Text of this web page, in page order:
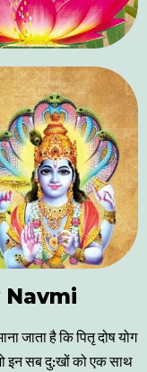
Navmi
जाता है कि पितृ दोष योग
इन सब दु:खों को एक साथ